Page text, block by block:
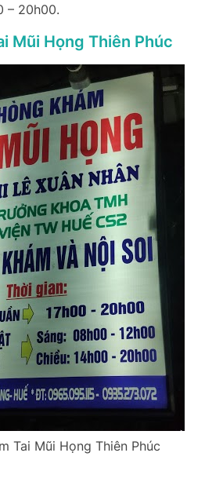
– 20h00.
Mũi Họng Thiên Phúc
Tai Mũi Họng Thiên Phúc